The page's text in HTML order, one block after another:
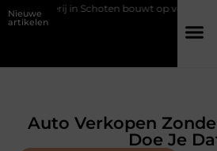
Nieuwe
artikelen
bouwt op vertrouwen en
Auto Verkopen
Doe Je